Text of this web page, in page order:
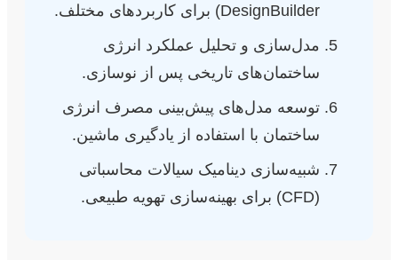
DesignBuilder) برای کاربردهای مختلف.
مدل‌سازی و تحلیل عملکرد انرژی
ساختمان‌های تاریخی پس از نوسازی.
توسعه مدل‌های پیش‌بینی مصرف انرژی
ساختمان با استفاده از یادگیری ماشین.
شبیه‌سازی دینامیک سیالات محاسباتی
(CFD) برای بهینه‌سازی تهویه طبیعی.